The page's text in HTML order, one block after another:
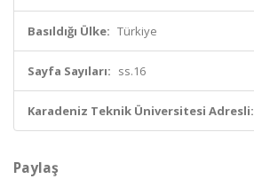
Basıldığı Ülke: Türkiye
Sayfa Sayıları: ss.16
Karadeniz Teknik Üniversitesi Adresli:
Paylaş